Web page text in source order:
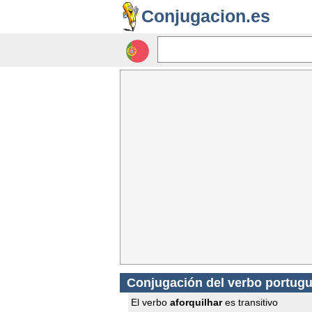
Conjugacion.es
Conjugación del verbo
El verbo aforquilhares transitivo